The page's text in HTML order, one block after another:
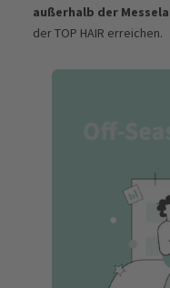
außerhalb der
der TOP HAIR erreichen.